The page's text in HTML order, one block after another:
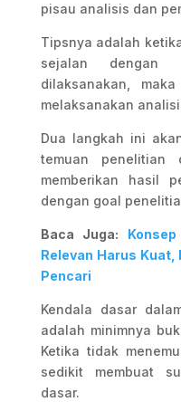
pisau analisis dan
Tipsnya adalah
sejalan dengan
dilaksanakan,
melaksanakan
Dua langkah ini
temuan penelitian
memberikan hasil
dengan goal
Baca Juga:
Relevan Harus
Pencari
Kendala dasar
adalah minimnya
Ketika tidak
sedikit membuat
dasar.